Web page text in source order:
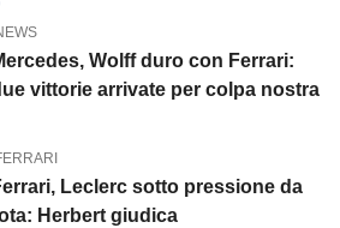
Wolff duro con Ferrari:
vittorie arrivate per colpa nostra
Leclerc sotto pressione da
Herbert giudica